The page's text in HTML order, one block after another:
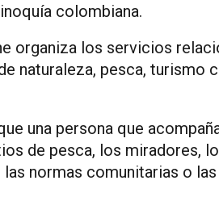
colombiana.
organiza los servicios
naturaleza, pesca,
una persona que
de pesca, los miradores,
normas comunitarias o